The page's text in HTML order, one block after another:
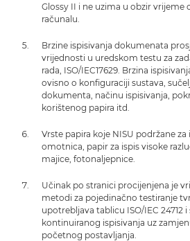
Glossy II i ne uzima u obzir vrijeme
računalu.
Brzine ispisivanja dokumenata
vrijednosti u uredskom testu za
rada, ISO/IEC17629. Brzina
ovisno o konfiguraciji sustava,
dokumenta, načinu ispisivanja,
korištenog papira itd.
Vrste papira koje NISU podržane za
omotnica, papir za ispis visoke
majice, fotonaljepnice.
Učinak po stranici procijenjena je
metodi za pojedinačno testiranje
upotrebljava tablicu ISO/IEC 24712
kontinuiranog ispisivanja uz
početnog postavljanja.